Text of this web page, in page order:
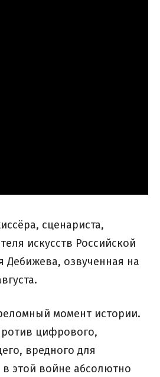
сценариста,
искусств Российской
Дебижева, озвученная на
момент истории.
цифрового,
вредного для
этой войне абсолютно